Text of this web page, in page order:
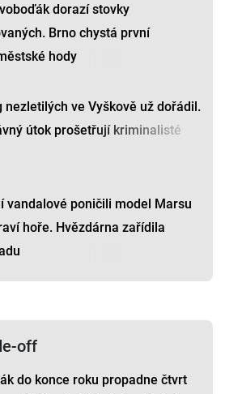
dorazí stovky
Brno chystá první
hody
nezletilých ve Vyškově už dořádil.
útok prošetřují kriminalisté
vandalové poničili model Marsu
hoře. Hvězdárna zařídila
off
do konce roku propadne čtvrt